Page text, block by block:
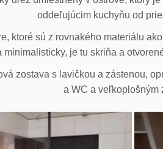
oddeľujúcim kuchyňu od
ktoré sú z rovnakého materiálu
minimalisticky, je tu skriňa a
zostava s lavičkou a zástenou,
a WC a veľkoplošným